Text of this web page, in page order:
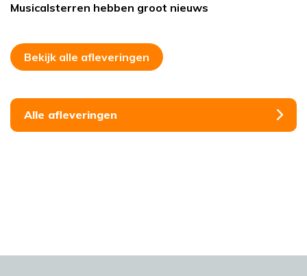
Musicalsterren hebben groot nieuws
Bekijk alle afleveringen
Alle afleveringen